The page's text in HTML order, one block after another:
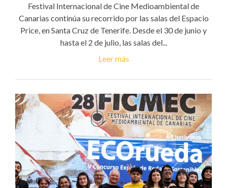
Festival Internacional de Cine Medioambiental de
Canarias continúa su recorrido por las salas del Espacio
Price, en Santa Cruz de Tenerife. Desde el 30 de junio y
hasta el 2 de julio, las salas del...
Leer más